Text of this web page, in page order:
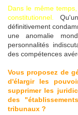
Dans le même
constitutionnel.
définitivement
une anomalie
personnalités
des compétences
Vous proposez de
d'élargir les
supprimer les
des
tribunaux ?